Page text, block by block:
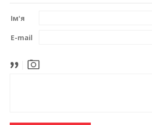
Ім'я
E-mail